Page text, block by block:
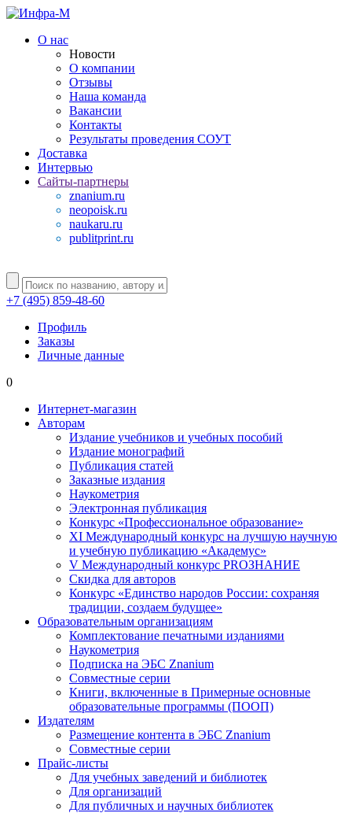
О нас
Новости
О компании
Отзывы
Наша команда
Вакансии
Контакты
Результаты проведения СОУТ
Доставка
Интервью
Сайты-партнеры
znanium.ru
neopoisk.ru
naukaru.ru
publitprint.ru
+7 (495) 859-48-60
Профиль
Заказы
Личные данные
0
Интернет-магазин
Авторам
Издание учебников и учебных пособий
Издание монографий
Публикация статей
Заказные издания
Наукометрия
Электронная публикация
Конкурс «Профессиональное образование»
XI Международный конкурс на лучшую научную
и учебную публикацию «Академус»
V Международный конкурс PROЗНАНИЕ
Скидка для авторов
Конкурс «Единство народов России: сохраняя
традиции, создаем будущее»
Образовательным организациям
Комплектование печатными изданиями
Наукометрия
Подписка на ЭБС Znanium
Совместные серии
Книги, включенные в Примерные основные
образовательные программы (ПООП)
Издателям
Размещение контента в ЭБС Znanium
Совместные серии
Прайс-листы
Для учебных заведений и библиотек
Для организаций
Для публичных и научных библиотек